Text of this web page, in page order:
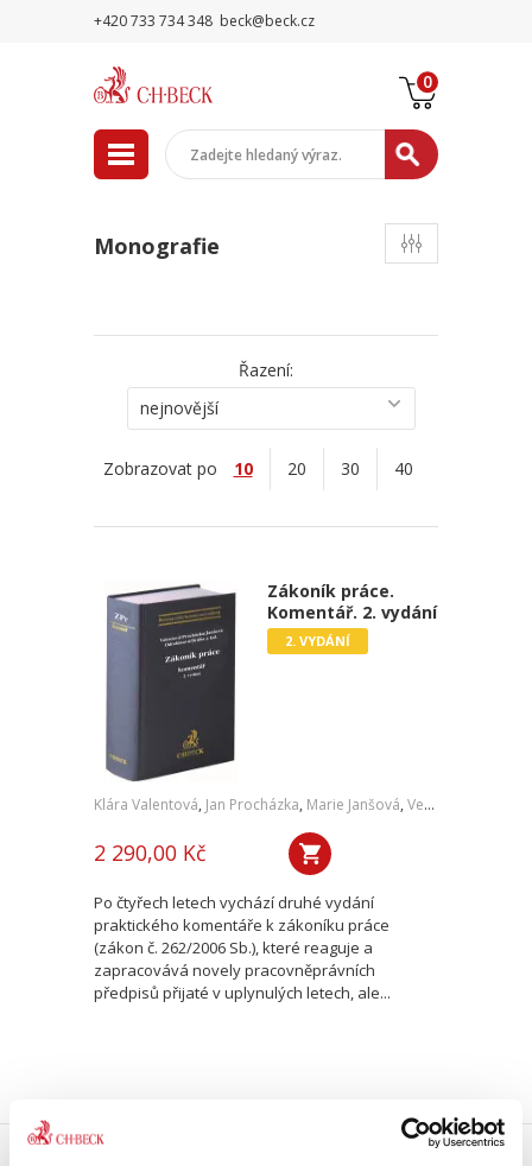
+420 733 734 348 beck@beck.cz
0
Monografie
Řazení:
nejnovější
Zobrazovat po 10 20 30 40
Zákoník práce.
Komentář. 2. vydání
2. VYDÁNÍ
Klára Valentová, Jan Procházka, Marie Janšová, Veronika Odrobinová
2 290,00 Kč
Po čtyřech letech vychází druhé vydání
praktického komentáře k zákoníku práce
(zákon č. 262/2006 Sb.), které reaguje a
zapracovává novely pracovněprávních
předpisů přijaté v uplynulých letech, ale...